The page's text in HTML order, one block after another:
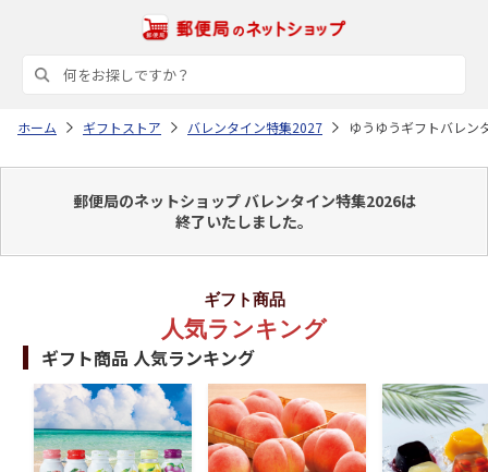
ホーム ギフトストア バレンタイン特集2027 ゆうゆうギフトバレン
郵便局のネットショップ バレンタイン特集2026は
終了いたしました。
ギフト商品
人気ランキング
ギフト商品 人気ランキング